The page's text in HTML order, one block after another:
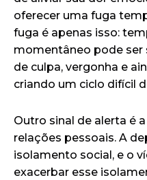
oferecer uma fuga
fuga é apenas isso:
momentâneo pode
de culpa, vergonha e
criando um ciclo difícil
Outro sinal de alerta é
relações pessoais. A
isolamento social, e o
exacerbar esse